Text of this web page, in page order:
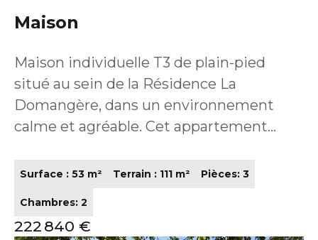
Maison
Maison individuelle T3 de plain-pied
situé au sein de la Résidence La
Domangère, dans un environnement
calme et agréable. Cet appartement
pièce de vie conviviale avec une cuisine
deux chambres confortables, d'une salle
Surface : 53 m² Terrain : 111 m² Pièces: 3
Chambres: 2
222 840 €